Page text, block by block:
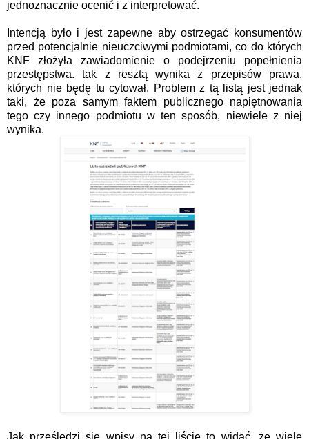
jednoznacznie ocenić i z interpretować.
Intencją było i jest zapewne aby ostrzegać konsumentów
przed potencjalnie nieuczciwymi podmiotami, co do których
KNF złożyła zawiadomienie o podejrzeniu popełnienia
przestępstwa. tak z resztą wynika z przepisów prawa,
których nie będę tu cytował. Problem z tą listą jest jednak
taki, że poza samym faktem publicznego napiętnowania
tego czy innego podmiotu w ten sposób, niewiele z niej
wynika.
Jak prześledzi się wpisy na tej liście to widać, że wiele